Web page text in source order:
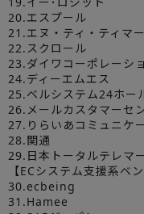
20.エスプール
21.エヌ・ティ・ティマ
22.スクロール
23.ダイワコーポレーシ
24.ディーエムエス
25.ベルシステム24ホー
26.メールカスタマーセ
27.りらいあコミュニケ
28.関通
29.日本トータルテレマ
【ECシステム支援系ベン
30.ecbeing
31.Hamee